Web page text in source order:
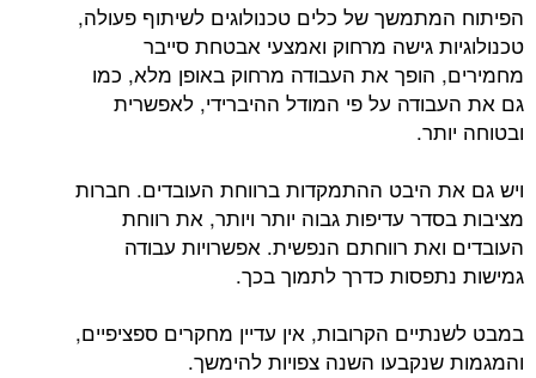
הפיתוח המתמשך של כלים טכנולוגים לשיתוף פעולה,
טכנולוגיות גישה מרחוק ואמצעי אבטחת סייבר
מחמירים, הופך את העבודה מרחוק באופן מלא, כמו
גם את העבודה על פי המודל ההיברידי, לאפשרית
ובטוחה יותר.
ויש גם את היבט ההתמקדות ברווחת העובדים. חברות
מציבות בסדר עדיפות גבוה יותר ויותר, את רווחת
העובדים ואת רווחתם הנפשית. אפשרויות עבודה
גמישות נתפסות כדרך לתמוך בכך.
במבט לשנתיים הקרובות, אין עדיין מחקרים ספציפיים,
והמגמות שנקבעו השנה צפויות להימשך.